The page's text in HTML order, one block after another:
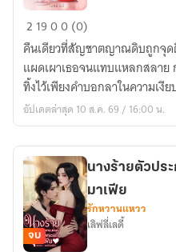
อุ้ม
รัก
คุณ
หมอ
จอม
บงการ
Ebook)
2 1900 (0)
คืนเดียวที่สัญชาตญาณดิบถูกจุด
แผดเผาเธอจนแทบแหลกสลาย
ทิ้งไว้เพียงคำบอกลาในความเงีย
อัปเดตล่าสุด 10 ส.ค. 69 / 16:00 น.
จบ
นางร้ายตัวปร
มาเฟีย
รักหวานแหวว
เลิฟลี่เลดี้